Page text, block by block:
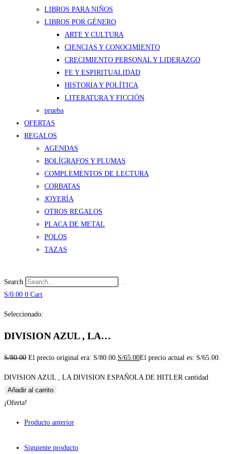
LIBROS PARA NIÑOS
LIBROS POR GÉNERO
ARTE Y CULTURA
CIENCIAS Y CONOCIMIENTO
CRECIMIENTO PERSONAL Y LIDERAZGO
FE Y ESPIRITUALIDAD
HISTORIA Y POLÍTICA
LITERATURA Y FICCIÓN
prueba
OFERTAS
REGALOS
AGENDAS
BOLÍGRAFOS Y PLUMAS
COMPLEMENTOS DE LECTURA
CORBATAS
JOYERÍA
OTROS REGALOS
PLACA DE METAL
POLOS
TAZAS
Search
S/0.00 0 Cart
Seleccionado:
DIVISION AZUL , LA…
S/80.00 El precio original era: S/80.00. S/65.00El precio actual es: S/65.00.
DIVISION AZUL , LA DIVISION ESPAÑOLA DE HITLER cantidad
Añadir al carrito
¡Oferta!
Producto anterior
Siguiente producto